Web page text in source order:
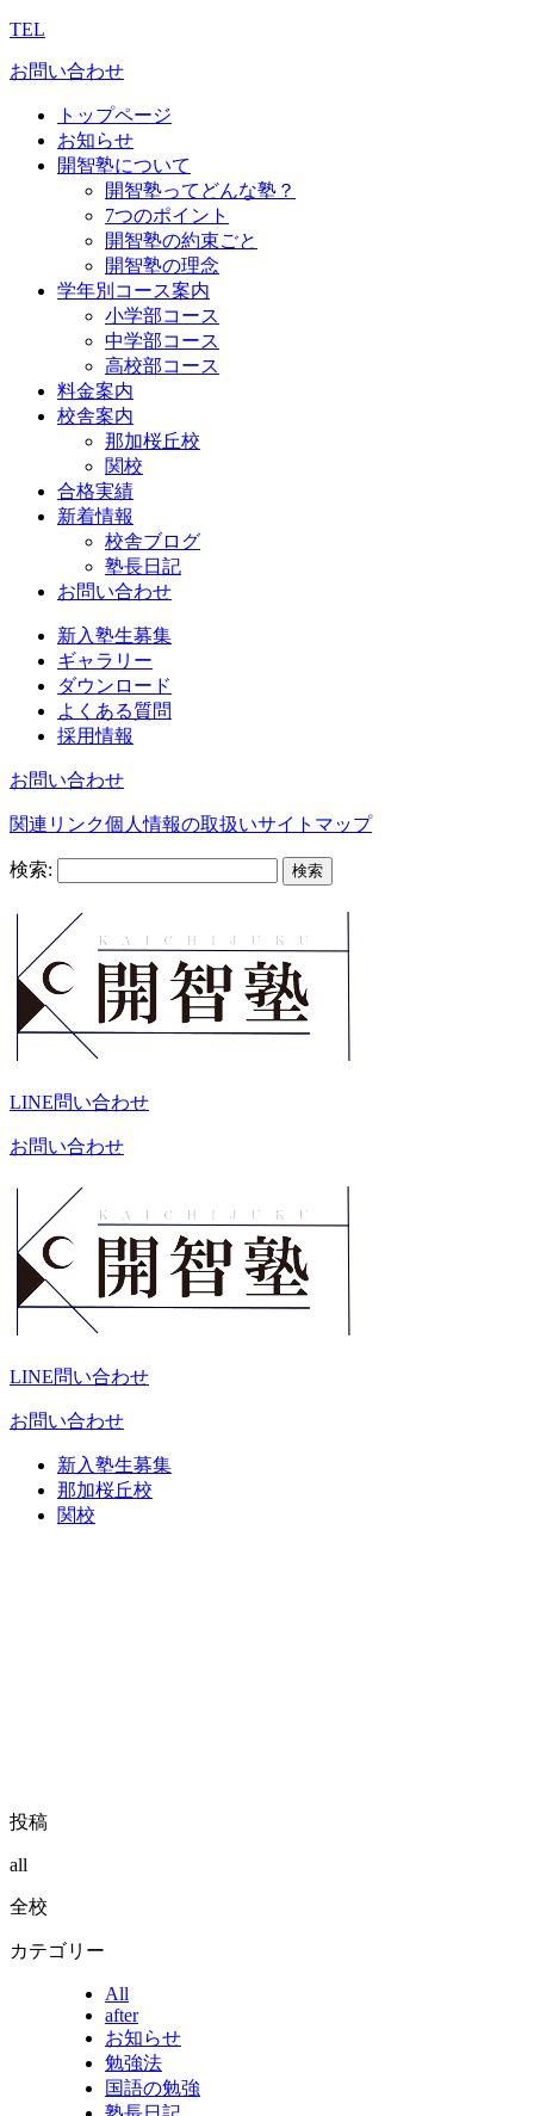
TEL
お問い合わせ
トップページ
お知らせ
開智塾について
開智塾ってどんな塾？
7つのポイント
開智塾の約束ごと
開智塾の理念
学年別コース案内
小学部コース
中学部コース
高校部コース
料金案内
校舎案内
那加桜丘校
関校
合格実績
新着情報
校舎ブログ
塾長日記
お問い合わせ
新入塾生募集
ギャラリー
ダウンロード
よくある質問
採用情報
お問い合わせ
関連リンク個人情報の取扱いサイトマップ
検索:
LINE問い合わせ
お問い合わせ
LINE問い合わせ
お問い合わせ
新入塾生募集
那加桜丘校
関校
投稿
all
全校
カテゴリー
All
after
お知らせ
勉強法
国語の勉強